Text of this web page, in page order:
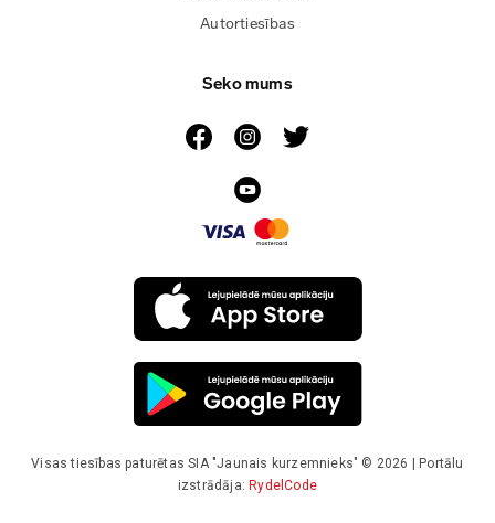
Autortiesības
Seko mums
Visas tiesības paturētas SIA "Jaunais kurzemnieks" © 2026 | Portālu
izstrādāja: RydelCode